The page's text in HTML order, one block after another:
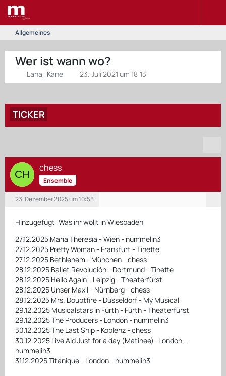
Allgemeines
Wer ist wann wo?
Lana_Kane 23. Juli 2021 um 18:13
TICKER
chess
Ensemble
23. Dezember 2025 um 10:58
Hinzugefügt: Was ihr wollt in Wiesbaden
27.12.2025 Maria Theresia - Wien - nummelin3
27.12.2025 Pretty Woman - Frankfurt - Tinette
27.12.2025 Bethlehem - München - chess
28.12.2025 Ballet Revolución - Dortmund - Tinette
28.12.2025 Hello Again - Leipzig - Theaterfürst
28.12.2025 Unser Max'l - Nürnberg - chess
28.12.2025 Mrs. Doubtfire - Düsseldorf - My Musical
29.12.2025 Musicalstars in Fürth - Fürth - Theaterfürst
29.12.2025 The Producers - London - nummelin3
30.12.2025 The Last Ship - Koblenz - chess
30.12.2025 Live Aid Just for a day (Matinee)- London -
nummelin3
31.12.2025 Titanique - London - nummelin3